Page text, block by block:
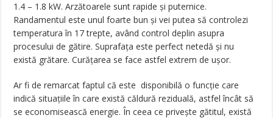
1.4 – 1.8 kW. Arzătoarele sunt rapide și puternice.
Randamentul este unul foarte bun și vei putea să controlezi
temperatura în 17 trepte, având control deplin asupra
procesului de gătire. Suprafața este perfect netedă și nu
există grătare. Curățarea se face astfel extrem de ușor.
Ar fi de remarcat faptul că este disponibilă o funcție care
indică situațiile în care există căldură reziduală, astfel încât să
se economisească energie. În ceea ce privește gătitul, există